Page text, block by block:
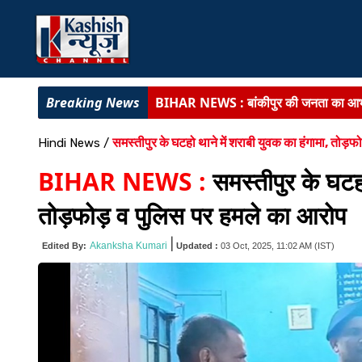
BIHAR NEWS :बांकीपुर की जनता का
BIG NEWS :दीपक प्रकाश बने बिहार
डेहरी ईओ हत्याकांड में
लातेहार के अति सुदूरवर्ती गांव चेटर पहुंची
BIHAR NEWS :
BIHAR NEWS :सरकारी सेवा में बैकडोर
Hindi News / समस्तीपुर के घटहो थाने में शराबी युवक का हंगामा,
BIHAR NEWS :समस्तीपुर के
तोड़फोड़ व पुलिस पर हमले का आरोप
Edited By: Akanksha Kumari Updated : 03 Oct, 2025, 11:02 AM (IST)